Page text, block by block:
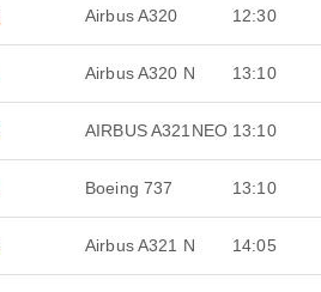
Airbus A320 12:30
Airbus A320 N 13:10
AIRBUS A321NEO 13:10
Boeing 737 13:10
Airbus A321 N 14:05